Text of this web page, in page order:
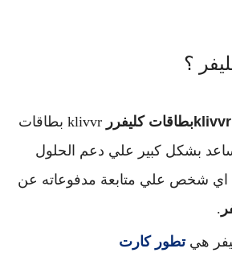
؟
klivvrبطاقات كليفرر
klivvr بطاقات
بشكل كبير علي دعم الحلول
اي شخص علي متابعة مدفوعاته عن
.
هيتطور كارت